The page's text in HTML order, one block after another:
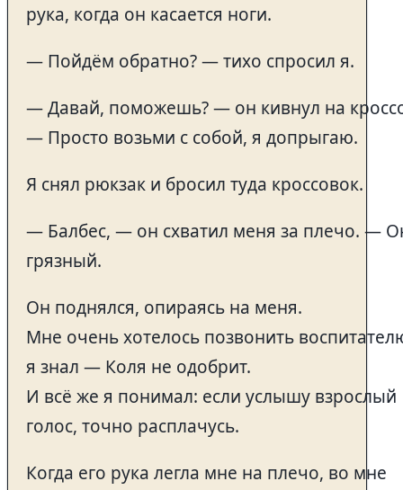
рука, когда он касается ноги.
— Пойдём обратно? — тихо спросил я.
— Давай, поможешь? — он кивнул на
— Просто возьми с собой, я допрыгаю.
Я снял рюкзак и бросил туда кроссовок.
— Балбес, — он схватил меня за плечо. —
грязный.
Он поднялся, опираясь на меня.
Мне очень хотелось позвонить
я знал — Коля не одобрит.
И всё же я понимал: если услышу взрослый
голос, точно расплачусь.
Когда его рука легла мне на плечо, во мне